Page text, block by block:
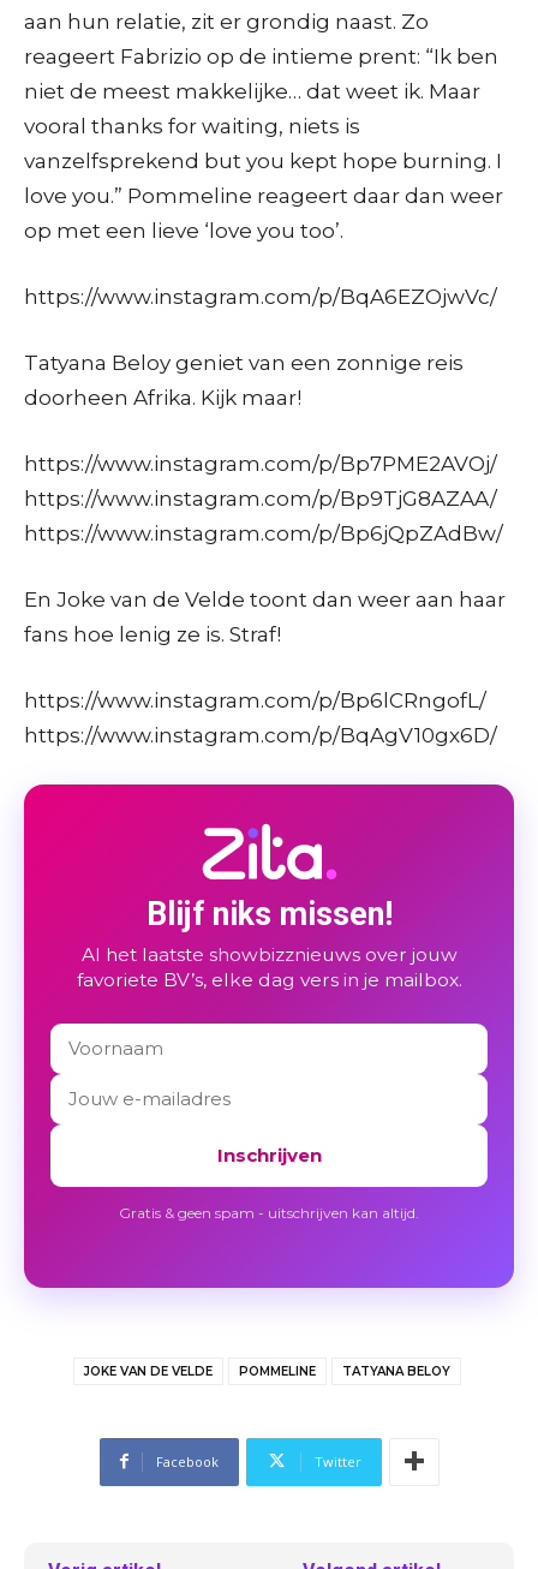
aan hun relatie, zit er grondig naast. Zo
reageert Fabrizio op de intieme prent: “Ik ben
niet de meest makkelijke… dat weet ik. Maar
vooral thanks for waiting, niets is
vanzelfsprekend but you kept hope burning. I
love you.” Pommeline reageert daar dan weer
op met een lieve ‘love you too’.
https://www.instagram.com/p/BqA6EZOjwVc/
Tatyana Beloy geniet van een zonnige reis
doorheen Afrika. Kijk maar!
https://www.instagram.com/p/Bp7PME2AVOj/
https://www.instagram.com/p/Bp9TjG8AZAA/
https://www.instagram.com/p/Bp6jQpZAdBw/
En Joke van de Velde toont dan weer aan haar
fans hoe lenig ze is. Straf!
https://www.instagram.com/p/Bp6lCRngofL/
https://www.instagram.com/p/BqAgV10gx6D/
Blijf niks missen!
Al het laatste showbizznieuws over jouw
favoriete BV’s, elke dag vers in je mailbox.
Inschrijven
Gratis & geen spam - uitschrijven kan altijd.
JOKE VAN DE VELDE POMMELINE TATYANA BELOY
Facebook Twitter